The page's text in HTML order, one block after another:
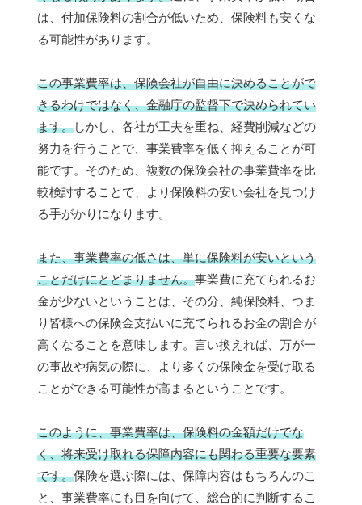
は、付加保険料の割合が低いため、保険料も安くな
る可能性があります。
この事業費率は、保険会社が自由に決めることがで
きるわけではなく、金融庁の監督下で決められてい
ます。しかし、各社が工夫を重ね、経費削減などの
努力を行うことで、事業費率を低く抑えることが可
能です。そのため、複数の保険会社の事業費率を比
較検討することで、より保険料の安い会社を見つけ
る手がかりになります。
また、事業費率の低さは、単に保険料が安いという
ことだけにとどまりません。事業費に充てられるお
金が少ないということは、その分、純保険料、つま
り皆様への保険金支払いに充てられるお金の割合が
高くなることを意味します。言い換えれば、万が一
の事故や病気の際に、より多くの保険金を受け取る
ことができる可能性が高まるということです。
このように、事業費率は、保険料の金額だけでな
く、将来受け取れる保障内容にも関わる重要な要素
です。保険を選ぶ際には、保障内容はもちろんのこ
と、事業費率にも目を向けて、総合的に判断するこ